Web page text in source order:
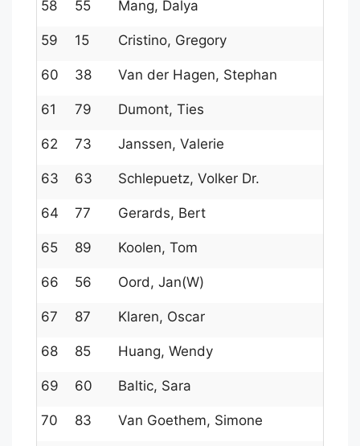
58 55 Mang, Dalya
59 15 Cristino, Gregory
60 38 Van der Hagen, Stephan
61 79 Dumont, Ties
62 73 Janssen, Valerie
63 63 Schlepuetz, Volker Dr.
64 77 Gerards, Bert
65 89 Koolen, Tom
66 56 Oord, Jan(W)
67 87 Klaren, Oscar
68 85 Huang, Wendy
69 60 Baltic, Sara
70 83 Van Goethem, Simone